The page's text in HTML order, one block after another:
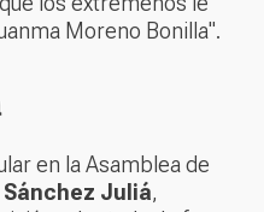
Moreno Bonilla".
en la Asamblea de
Juliá,